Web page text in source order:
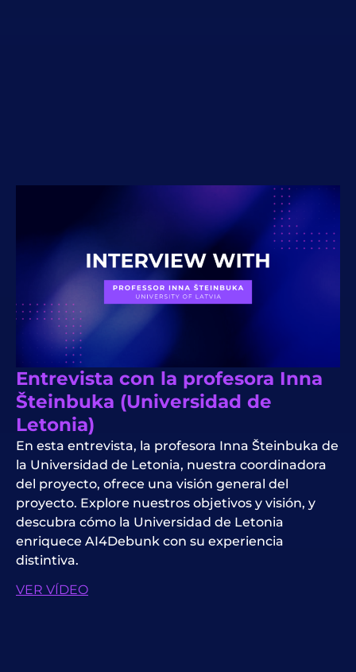
Entrevista con la profesora Inna
Šteinbuka (Universidad de
Letonia)
En esta entrevista, la profesora Inna Šteinbuka de
la Universidad de Letonia, nuestra coordinadora
del proyecto, ofrece una visión general del
proyecto. Explore nuestros objetivos y visión, y
descubra cómo la Universidad de Letonia
enriquece AI4Debunk con su experiencia
distintiva.
VER VÍDEO